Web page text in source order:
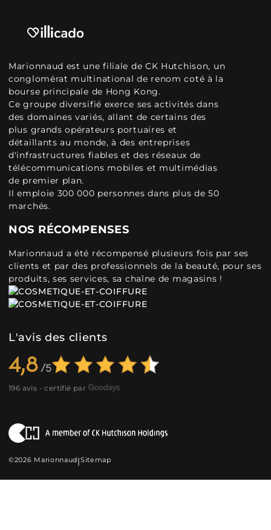
Marionnaud est une filiale de CK Hutchison, un
conglomérat multinational de renom coté à la
bourse principale de Hong Kong.
Ce groupe diversifié exerce ses activités dans
des domaines variés, allant de certains des
plus grands opérateurs portuaires et
détaillants au monde, à des entreprises
d'infrastructures fiables et des réseaux de
télécommunications mobiles et multimédias
de premier plan.
Il emploie 300 000 personnes dans plus de 50
marchés.
NOS RÉCOMPENSES
Marionnaud a été récompensé plusieurs fois par ses
clients et par des professionnels de la beauté, pour ses
produits, ses services, sa chaîne de magasins !
L'avis des clients
4,8
196 avis - certifié par
©2026 Marionnaud|Sitemap